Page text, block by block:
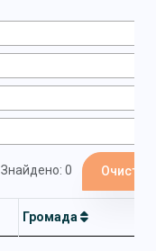
Знайдено: 0
Громада